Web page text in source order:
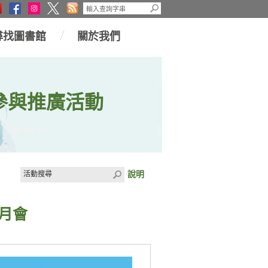
找圖書館 關於我們
與推廣活動
說明
會